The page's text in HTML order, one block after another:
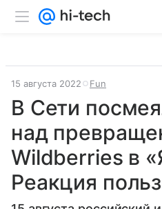
15 августа 2022 Fun
В Сети
над
Wildberries в
Реакция